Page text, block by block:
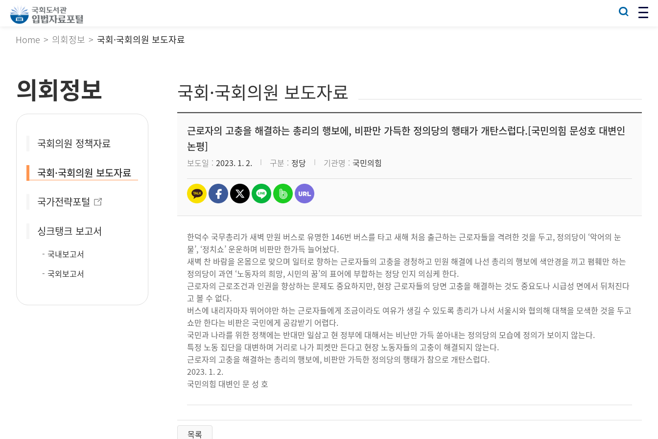
Home 의회정보 국회·국회의원 보도자료
의회정보
국회의원 정책자료
국회·국회의원 보도자료
국가전략포털
싱크탱크 보고서
국내보고서
국외보고서
국회·국회의원 보도자료
근로자의 고충을 해결하는 총리의 행보에, 비판만 가득한 정의당의 행태가 개탄스럽다.[국민의힘 문성호 대변인
논평]
보도일 2023. 1. 2. 구분 정당 기관명 국민의힘
한덕수 국무총리가 새벽 만원 버스로 유명한 146번 버스를 타고 새해 처음 출근하는 근로자들을 격려한 것을 두고, 정의당이 ‘악어의 눈
물’, ‘정치쇼’ 운운하며 비판만 한가득 늘어놨다.
새벽 찬 바람을 온몸으로 맞으며 일터로 향하는 근로자들의 고충을 경청하고 민원 해결에 나선 총리의 행보에 색안경을 끼고 폄훼만 하는
정의당이 과연 ‘노동자의 희망, 시민의 꿈’의 표어에 부합하는 정당 인지 의심케 한다.
근로자의 근로조건과 인권을 향상하는 문제도 중요하지만, 현장 근로자들의 당면 고충을 해결하는 것도 중요도나 시급성 면에서 뒤처진다
고 볼 수 없다.
버스에 내리자마자 뛰어야만 하는 근로자들에게 조금이라도 여유가 생길 수 있도록 총리가 나서 서울시와 협의해 대책을 모색한 것을 두고
쇼만 한다는 비판은 국민에게 공감받기 어렵다.
국민과 나라를 위한 정책에는 반대만 일삼고 현 정부에 대해서는 비난만 가득 쏟아내는 정의당의 모습에 정의가 보이지 않는다.
특정 노동 집단을 대변하며 거리로 나가 피켓만 든다고 현장 노동자들의 고충이 해결되지 않는다.
근로자의 고충을 해결하는 총리의 행보에, 비판만 가득한 정의당의 행태가 참으로 개탄스럽다.
2023. 1. 2.
국민의힘 대변인 문 성 호
목록